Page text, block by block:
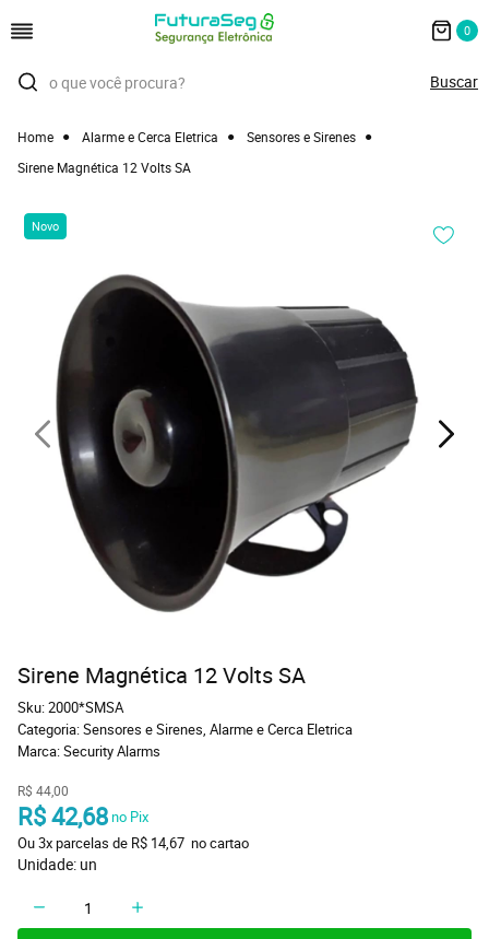
0
Home Alarme e Cerca Eletrica
Sensores e Sirenes
Sirene Magnética 12 Volts SA
Sirene Magnética 12 Volts SA
Sku:2000*SMSA
Categoria:Sensores e Sirenes, Alarme e Cerca Eletrica
Marca:Security Alarms
R$ 44,00
R$ 42,68 no Pix
Ou 3x parcelas de R$ 14,67 no cartao
Unidade: un
Novo